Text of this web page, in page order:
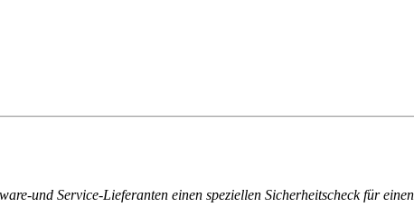
und Service-Lieferanten einen speziellen Sicherheitscheck für